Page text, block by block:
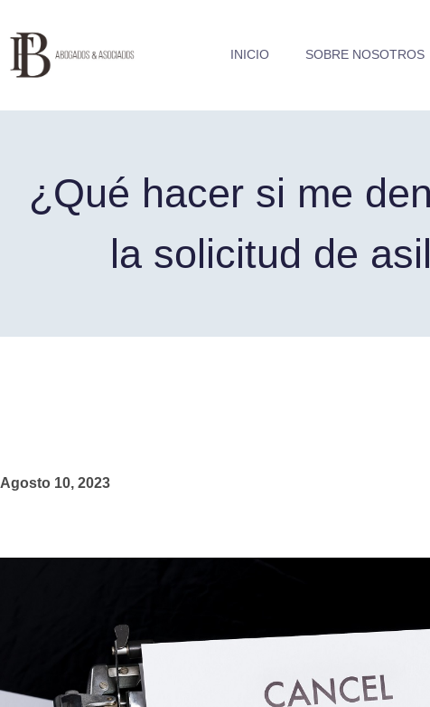
INICIO SOBRE NOSOTROS
¿Qué hacer si me
la solicitud de
Agosto 10, 2023